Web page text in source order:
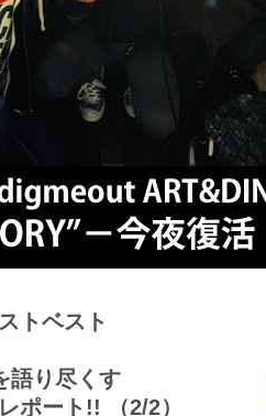
トベスト
語り尽くす
ポート!! （2/2）